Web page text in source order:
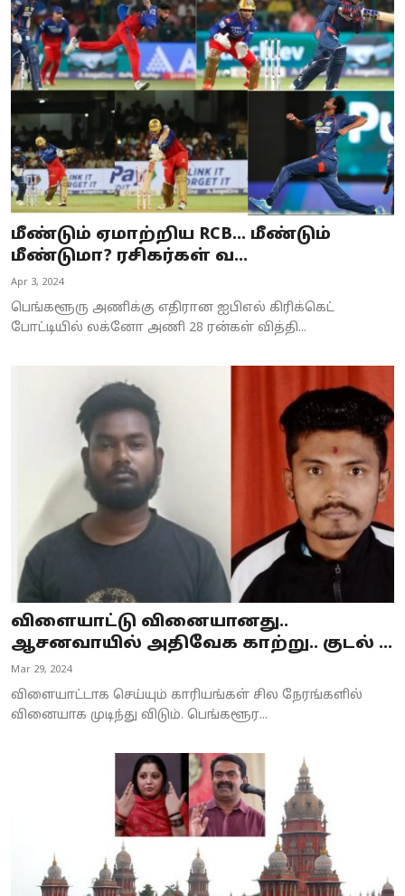
மீண்டும் ஏமாற்றிய RCB... மீண்டும்
மீண்டுமா? ரசிகர்கள் வ...
Apr 3, 2024
பெங்களூரு அணிக்கு எதிரான ஐபிஎல் கிரிக்கெட்
போட்டியில் லக்னோ அணி 28 ரன்கள் வித்தி...
விளையாட்டு வினையானது..
ஆசனவாயில் அதிவேக காற்று.. குடல் ...
Mar 29, 2024
விளையாட்டாக செய்யும் காரியங்கள் சில நேரங்களில்
வினையாக முடிந்து விடும். பெங்களூர...